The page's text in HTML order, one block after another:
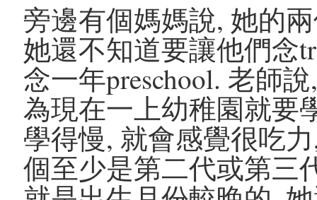
旁邊有個媽媽說, 她的
她還不知道要讓他們念
念一年preschool. 老師
為現在一上幼稚園就要
學得慢, 就會感覺很吃
個至少是第二代或第三